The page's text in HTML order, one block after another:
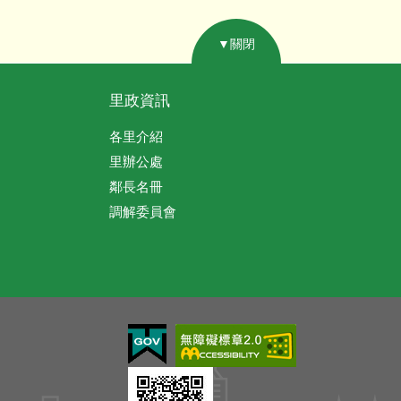
▼關閉
里政資訊
各里介紹
里辦公處
鄰長名冊
調解委員會